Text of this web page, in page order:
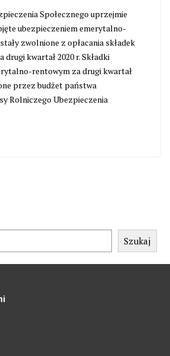
Społecznego uprzejmie
ubezpieczeniem emerytalno-
zwolnione z opłacania składek
drugi kwartał 2020 r. Składki
rentowym za drugi kwartał
przez budżet państwa
Rolniczego Ubezpieczenia
Szukaj